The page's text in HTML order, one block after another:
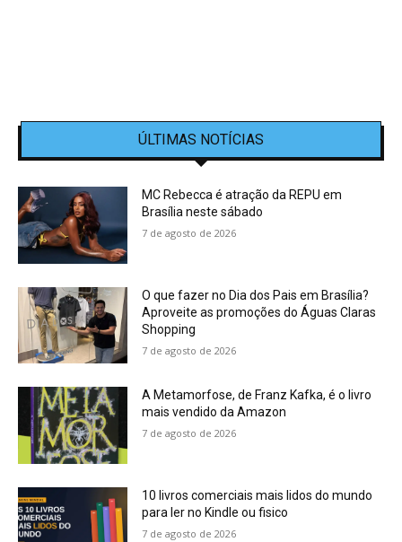
ÚLTIMAS NOTÍCIAS
MC Rebecca é atração da REPU em
Brasília neste sábado
7 de agosto de 2026
O que fazer no Dia dos Pais em Brasília?
Aproveite as promoções do Águas Claras
Shopping
7 de agosto de 2026
A Metamorfose, de Franz Kafka, é o livro
mais vendido da Amazon
7 de agosto de 2026
10 livros comerciais mais lidos do mundo
para ler no Kindle ou fisico
7 de agosto de 2026